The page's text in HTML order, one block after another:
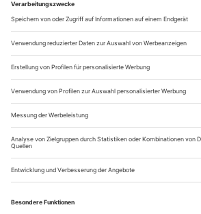
auch langweilig. Also zieht es DT-
Kriegenburg mit Goldonis «Diener
Frankfurt, und Gorki-Chef Armin
erstmalig an die Münchner
Doppelprojekt «Krieg» meldet sich,
«Robert Guiskard», Goldoni zu...
Blicke ins Offene
Zum Tod des Bühnen- und Kostümbildners
Er war ein Mann der Mengen.
seinem geliebten Kochbuch
Kuchenrezept studierte, das unter